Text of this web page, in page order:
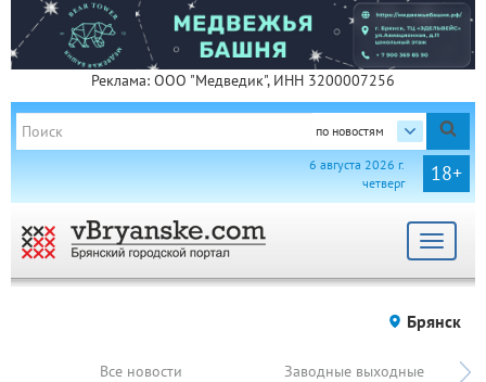
Реклама: ООО "Медведик", ИНН 3200007256
по новостям
18+
6 августа 2026 г.
четверг
Toggle
Брянск
Все новости Заводные выходные